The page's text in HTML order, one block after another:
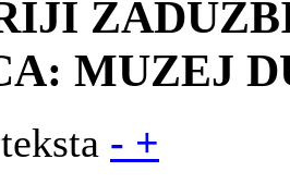
MUZEJ
- +